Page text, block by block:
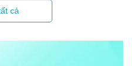
thêm các hạt nhựa
cả